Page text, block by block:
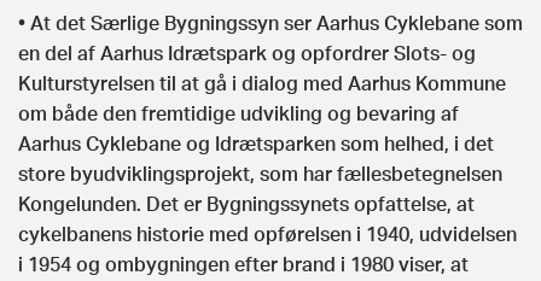
• At det Særlige Bygningssyn ser Aarhus Cyklebane som
en del af Aarhus Idrætspark og opfordrer Slots- og
Kulturstyrelsen til at gå i dialog med Aarhus Kommune
om både den fremtidige udvikling og bevaring af
Aarhus Cyklebane og Idrætsparken som helhed, i det
store byudviklingsprojekt, som har fællesbetegnelsen
Kongelunden. Det er Bygningssynets opfattelse, at
cykelbanens historie med opførelsen i 1940, udvidelsen
i 1954 og ombygningen efter brand i 1980 viser, at